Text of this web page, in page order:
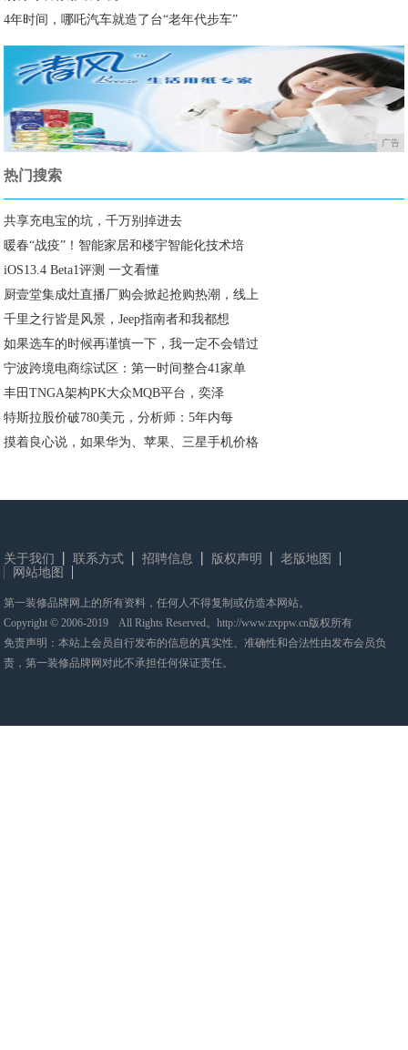
4年时间，哪吒汽车就造了台“老年代步车”
广告
热门搜索
共享充电宝的坑，千万别掉进去
暖春“战疫”！智能家居和楼宇智能化技术培
iOS13.4 Beta1评测 一文看懂
厨壹堂集成灶直播厂购会掀起抢购热潮，线上
千里之行皆是风景，Jeep指南者和我都想
如果选车的时候再谨慎一下，我一定不会错过
宁波跨境电商综试区：第一时间整合41家单
丰田TNGA架构PK大众MQB平台，奕泽
特斯拉股价破780美元，分析师：5年内每
摸着良心说，如果华为、苹果、三星手机价格
关于我们 联系方式 招聘信息 版权声明
老版地图
网站地图
第一装修品牌网上的所有资料，任何人不得复制或仿造本网站。
Copyright © 2006-2019 All Rights Reserved。http://www.zxppw.cn版权所有
免责声明：本站上会员自行发布的信息的真实性、准确性和合法性由发布会员负
责，第一装修品牌网对此不承担任何保证责任。